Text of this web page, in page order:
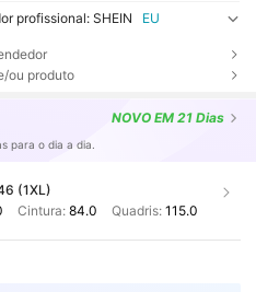
profissional: SHEIN
EU
ou produto
NOVO EM 21 Dias
para o dia a dia.
(1XL)
Cintura: 84.0 Quadris: 115.0